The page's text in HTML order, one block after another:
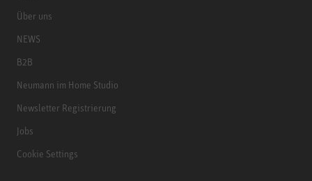
Über uns
NEWS
B2B
Neumann im Home Studio
Newsletter Registrierung
Jobs
Cookie Settings